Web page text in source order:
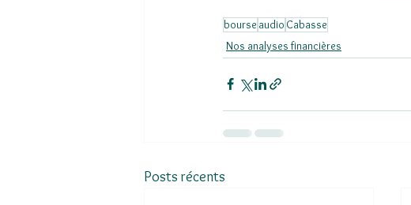
bourse audio Cabasse
Nos analyses financières
Posts récents